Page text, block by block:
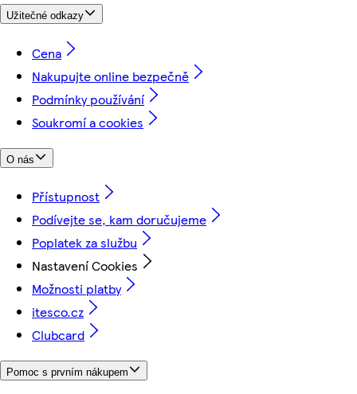
Užitečné odkazy
Cena
Nakupujte online bezpečně
Podmínky používání
Soukromí a cookies
O nás
Přístupnost
Podívejte se, kam doručujeme
Poplatek za službu
Nastavení Cookies
Možnosti platby
itesco.cz
Clubcard
Pomoc s prvním nákupem